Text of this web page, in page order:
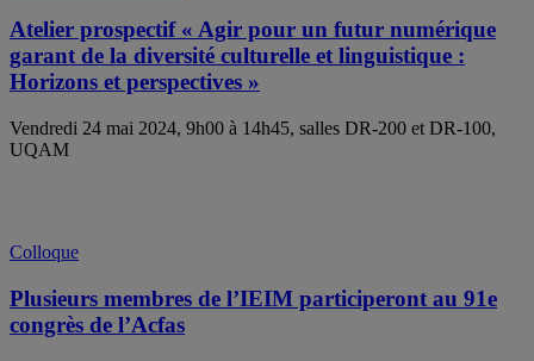
Atelier prospectif « Agir pour un futur numérique
garant de la diversité culturelle et linguistique :
Horizons et perspectives »
Vendredi 24 mai 2024, 9h00 à 14h45, salles DR-200 et DR-100,
UQAM
Colloque
Plusieurs membres de l’IEIM participeront au 91e
congrès de l’Acfas